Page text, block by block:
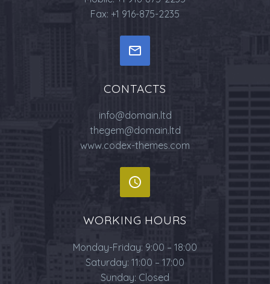
Fax: +1 916-875-2235


CONTACTS
info@domain.ltd
thegem@domain.ltd
www.codex-themes.com


WORKING HOURS
Monday-Friday: 9:00 – 18:00
Saturday: 11:00 – 17:00
Sunday: Closed